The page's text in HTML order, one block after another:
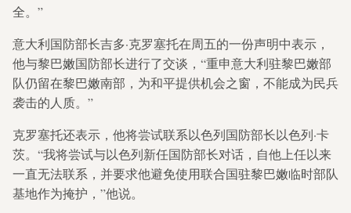
全。”
意大利国防部长吉多·克罗塞托在周五的一份声明中表示，
他与黎巴嫩国防部长进行了交谈，“重申意大利驻黎巴嫩部
队仍留在黎巴嫩南部，为和平提供机会之窗，不能成为民兵
袭击的人质。”
克罗塞托还表示，他将尝试联系以色列国防部长以色列·卡
茨。“我将尝试与以色列新任国防部长对话，自他上任以来
一直无法联系，并要求他避免使用联合国驻黎巴嫩临时部队
基地作为掩护，”他说。